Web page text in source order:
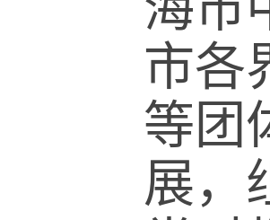
市各
等团
展，